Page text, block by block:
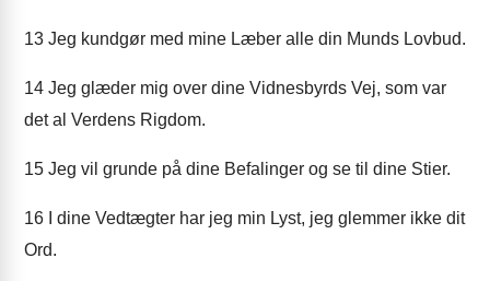
13 Jeg kundgør med mine Læber alle din Munds Lovbud.
14 Jeg glæder mig over dine Vidnesbyrds Vej, som var
det al Verdens Rigdom.
15 Jeg vil grunde på dine Befalinger og se til dine Stier.
16 I dine Vedtægter har jeg min Lyst, jeg glemmer ikke dit
Ord.